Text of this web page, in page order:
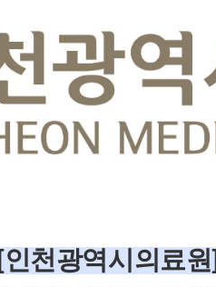
[인천광역시의료원]